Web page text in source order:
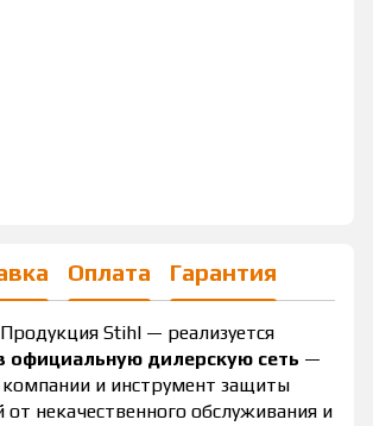
Оплата Гарантия
Продукция Stihl — реализуется
официальную дилерскую сеть —
компании и инструмент защиты
от некачественного обслуживания и